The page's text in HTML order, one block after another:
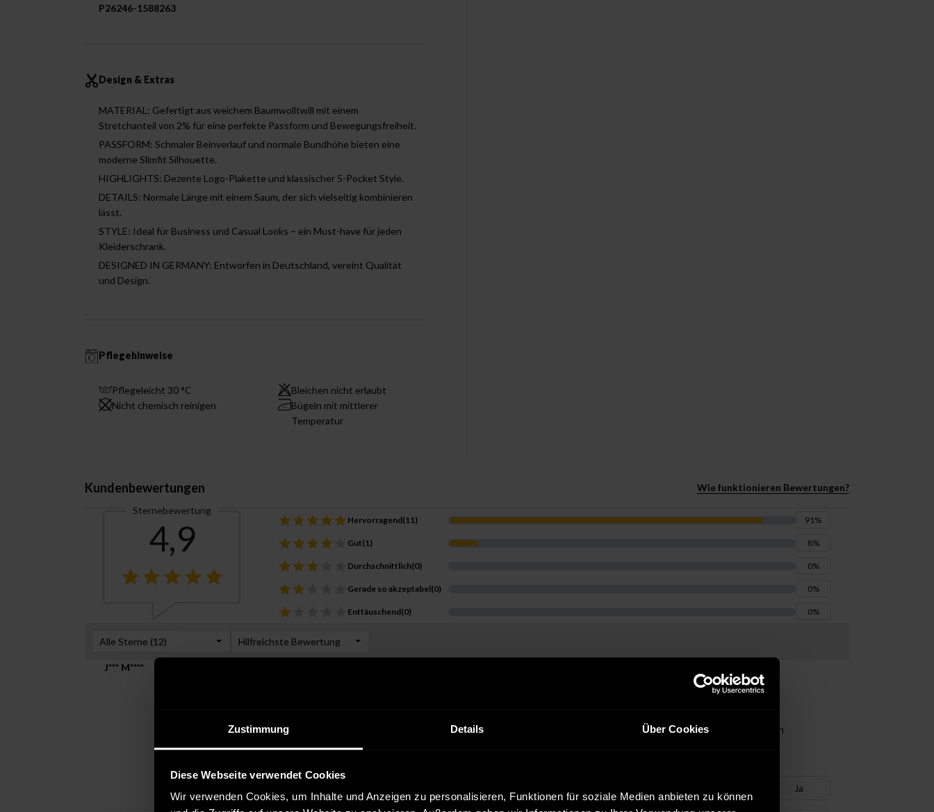
Zustimmung Details Über Cookies
Diese Webseite verwendet Cookies
Wir verwenden Cookies, um Inhalte und Anzeigen zu personalisieren, Funktionen für soziale Medien anbieten zu können
P26246-1588263
Design & Extras
MATERIAL: Gefertigt aus weichem Baumwolltwill mit einem
Stretchanteil von 2% für eine perfekte Passform und Bewegungsfreiheit.
PASSFORM: Schmaler Beinverlauf und normale Bundhöhe bieten eine
moderne Slimfit Silhouette.
HIGHLIGHTS: Dezente Logo-Plakette und klassischer 5-Pocket Style.
DETAILS: Normale Länge mit einem Saum, der sich vielseitig kombinieren
lässt.
STYLE: Ideal für Business und Casual Looks – ein Must-have für jeden
Kleiderschrank.
DESIGNED IN GERMANY: Entworfen in Deutschland, vereint Qualität
und Design.
Pflegehinweise
Pflegeleicht 30 °C
Bleichen nicht erlaubt
Nicht chemisch reinigen
Bügeln mit mittlerer
Temperatur
Kundenbewertungen
Wie funktionieren Bewertungen?
Sternebewertung
4,9 Hervorragend(11) 91%
Gut(1) 8%
Durchschnittlich(0) 0%
Gerade so akzeptabel(0) 0%
Enttäuschend(0) 0%
Alle Sterne (12) Hilfreichste Bewertung
J*** M****
Ich habe die Hose auf einer Hochzeitsfeier getragen, sie ist sehr bequem und mit einem passenden Jackett und Schuhen auch für einen
eleganten Anlass geeignet.
Ja